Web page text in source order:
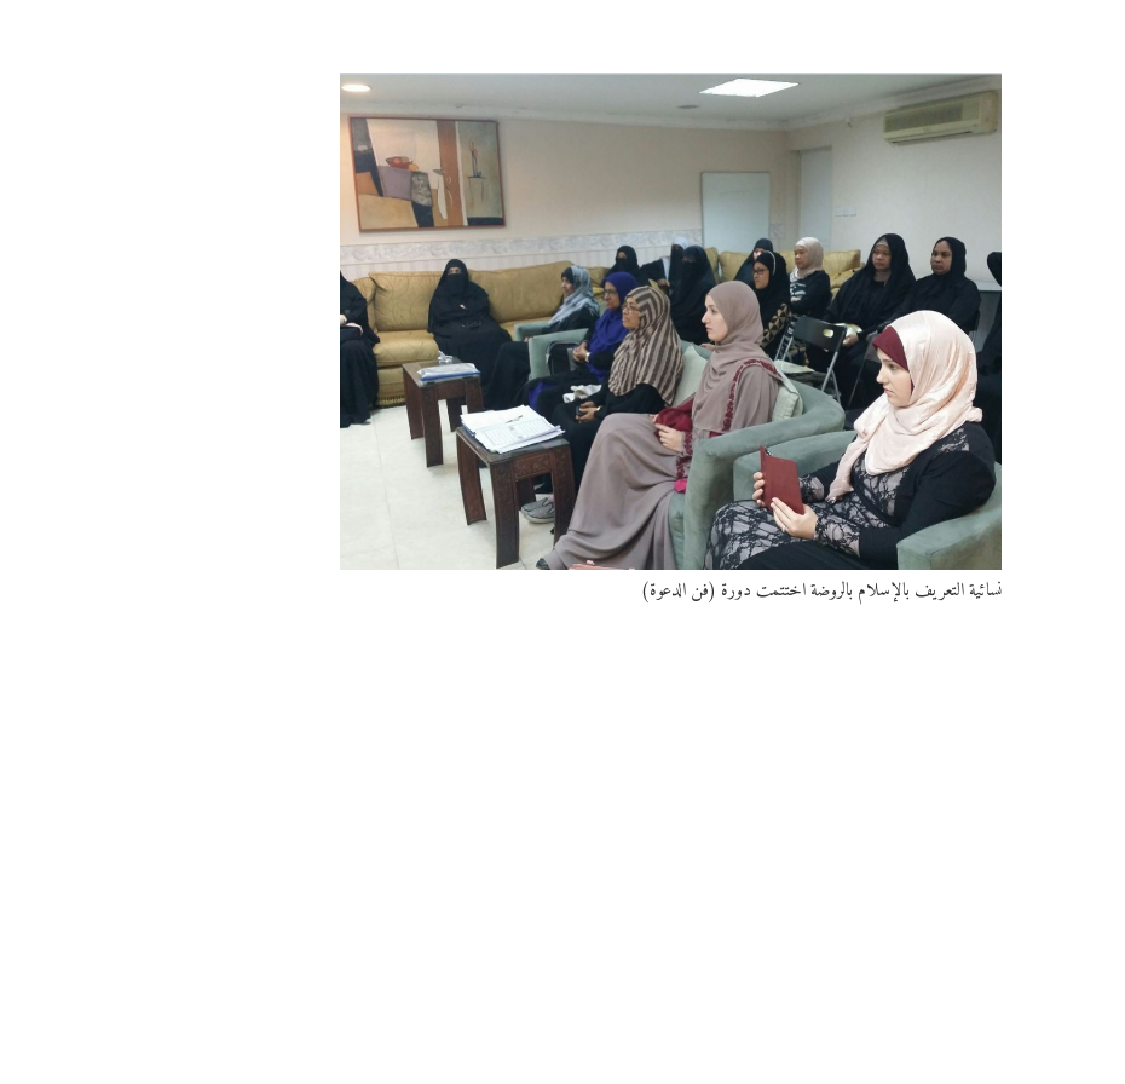
نسائية التعريف بالإسلام بالروضة اختتمت دورة (فن الدعوة)